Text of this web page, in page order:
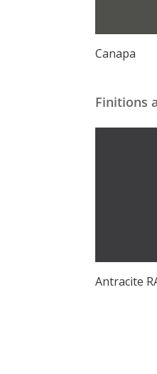
Canapa
Finitions
Antracite